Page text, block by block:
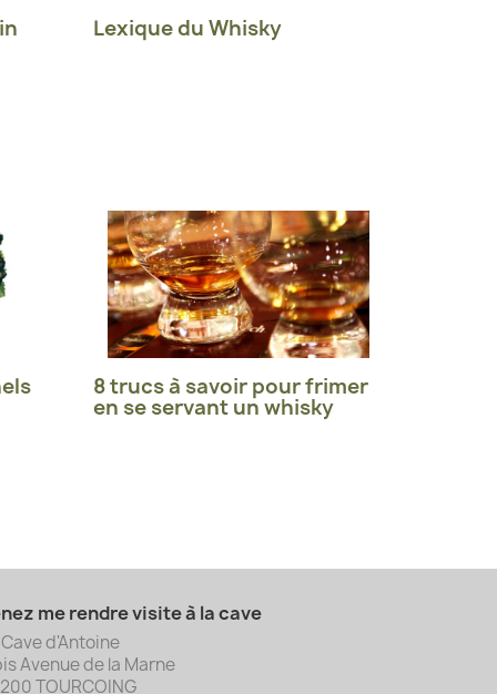
Lexique du Whisky
8 trucs à savoir pour frimer
en se servant un whisky
me rendre visite à la cave
d'Antoine
Avenue de la Marne
TOURCOING